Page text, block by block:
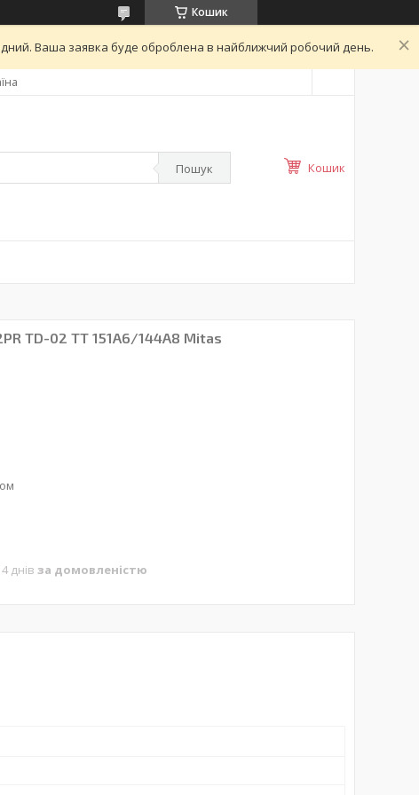
Кошик
Ваша заявка буде оброблена в найближчий робочий день.
Пошук Кошик
TD-02 TT 151A6/144A8 Mitas
днів за домовленістю